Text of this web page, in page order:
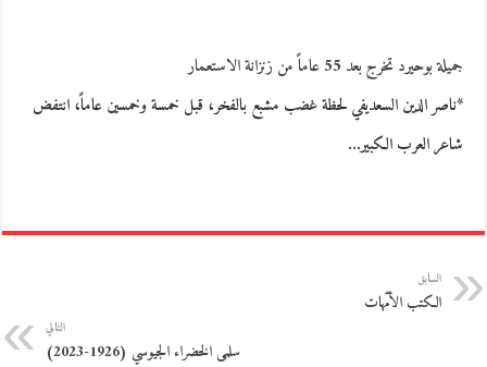
جميلة بوحيرد تخرج بعد 55 عاماً من زنزانة الاستعمار
*ناصر الدين السعديفي لحظة غضب مشبع بالفخر، قبل خمسة وخمسين عاماً، انتفض
شاعر العرب الكبير…
السابق
الكتب الأمّهات
التالي
سلمى الخضراء الجيوسي (1926-2023)